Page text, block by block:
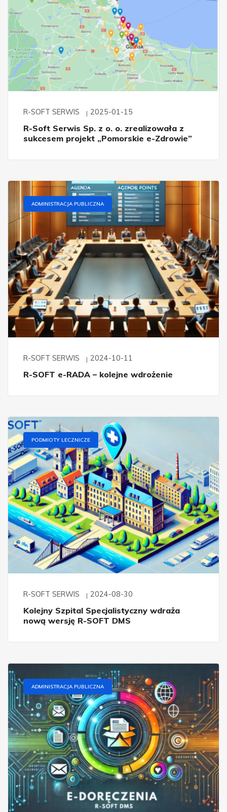
R-SOFT SERWIS 2025-01-15
R-Soft Serwis Sp. z o. o. zrealizowała z
sukcesem projekt „Pomorskie e-Zdrowie”
ADMINISTRACJA PUBLICZNA
R-SOFT SERWIS 2024-10-11
R-SOFT e-RADA – kolejne wdrożenie
PODMIOTY LECZNICZE
R-SOFT SERWIS 2024-08-30
Kolejny Szpital Specjalistyczny wdraża
nową wersję R-SOFT DMS
ADMINISTRACJA PUBLICZNA